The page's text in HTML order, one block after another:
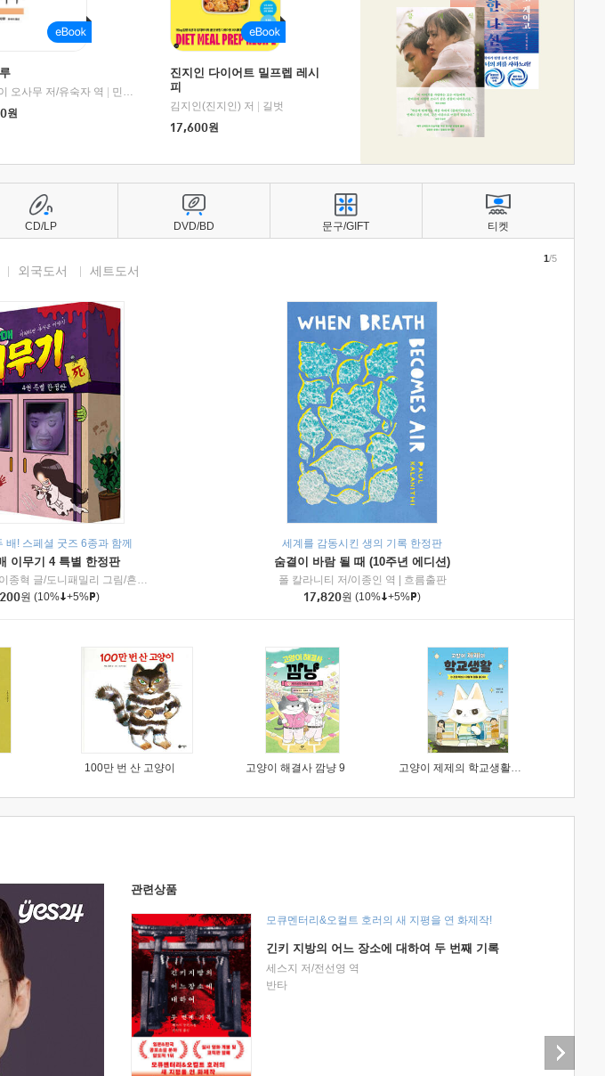
|
교보문고
오사무 저/유숙자 역
민음사
원
진지인 다이어트 밀프렙 레시
피
김지인(진지인) 저
길벗
17,600원
외국도서 세트도서
배! 스페셜 굿즈 6종과 함께
이무기 4 특별 한정판
흔한남매 원저/이종혁 글/도니패밀리 그림/흔한컴퍼니 감수
미래엔아이세움
원 (10% +5% )
세계를 감동시킨 생의 기록 한정판
숨결이 바람 될 때 (10주년 에디션)
폴 칼라니티 저/이종인 역
흐름출판
17,820원 (10% +5% )
1/5
100만 번 산 고양이 고양이 해결사 깜냥 9 고양이 제제의 학교생활 1 : 초등학생이 이렇게 힘들 줄이야
CD/LP DVD/BD 문구/GIFT 티켓
관련상품
모큐멘터리&오컬트 호러의 새 지평을 연 화제작!
긴키 지방의 어느 장소에 대하여 두 번째 기록
세스지 저/전선영 역
반타